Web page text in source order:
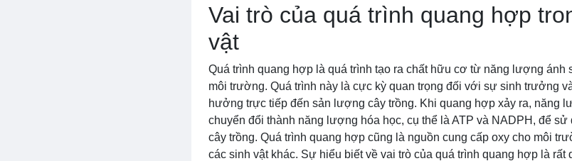
Vai trò của quá trình quang hợp
vật
Quá trình quang hợp là quá trình tạo ra chất hữu cơ từ năng lượng ánh
môi trường. Quá trình này là cực kỳ quan trọng đối với sự sinh trưởng
hưởng trực tiếp đến sản lượng cây trồng. Khi quang hợp xảy ra, năng
chuyển đổi thành năng lượng hóa học, cụ thể là ATP và NADPH, để sử
cây trồng. Quá trình quang hợp cũng là nguồn cung cấp oxy cho môi
các sinh vật khác. Sự hiểu biết về vai trò của quá trình quang hợp là rất